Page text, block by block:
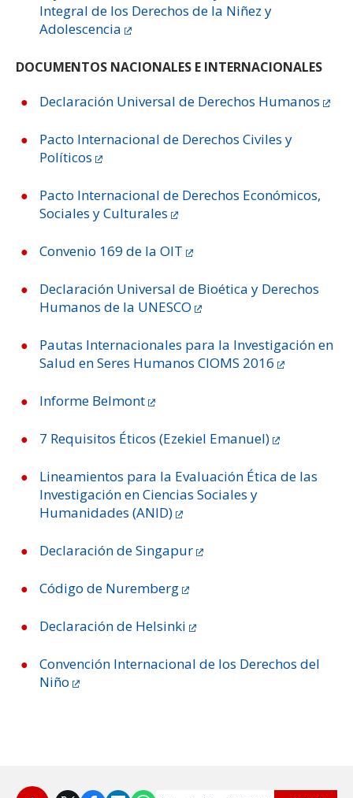
Integral de los Derechos de la Niñez y
Adolescencia
DOCUMENTOS NACIONALES E INTERNACIONALES
Declaración Universal de Derechos Humanos
Pacto Internacional de Derechos Civiles y
Políticos
Pacto Internacional de Derechos Económicos,
Sociales y Culturales
Convenio 169 de la OIT
Declaración Universal de Bioética y Derechos
Humanos de la UNESCO
Pautas Internacionales para la Investigación en
Salud en Seres Humanos CIOMS 2016
Informe Belmont
7 Requisitos Éticos (Ezekiel Emanuel)
Lineamientos para la Evaluación Ética de las
Investigación en Ciencias Sociales y
Humanidades (ANID)
Declaración de Singapur
Código de Nuremberg
Declaración de Helsinki
Convención Internacional de los Derechos del
Niño